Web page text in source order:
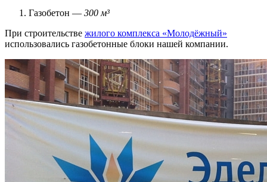
Газобетон — 300 м³
При строительстве жилого комплекса «Молодёжный»
использовались газобетонные блоки нашей компании.